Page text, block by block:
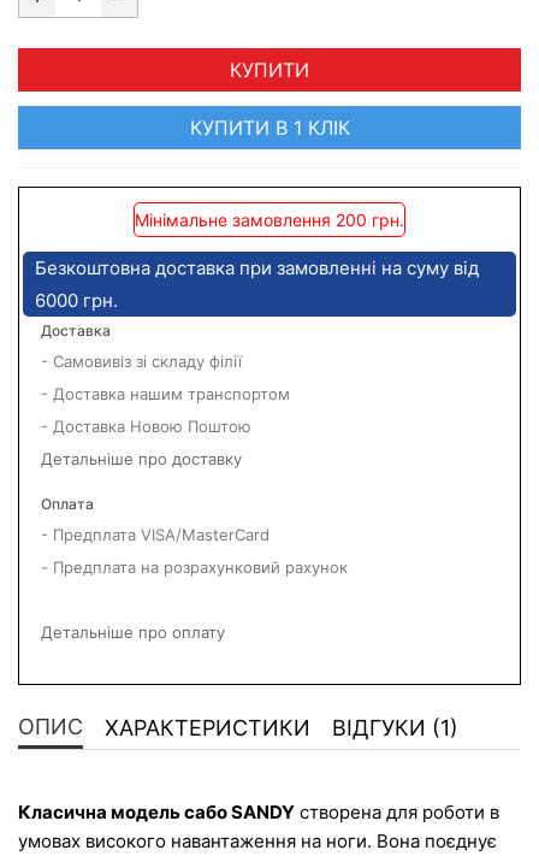
КУПИТИ
КУПИТИ В 1 КЛІК
Мінімальне замовлення 200 грн.
Безкоштовна доставка при замовленні на суму від
6000 грн.
Доставка
- Самовивіз зі складу філії
- Доставка нашим транспортом
- Доставка Новою Поштою
Детальніше про доставку
Оплата
- Предплата VISA/MasterCard
- Предплата на розрахунковий рахунок
Детальніше про оплату
ОПИС ХАРАКТЕРИСТИКИ ВІДГУКИ (1)
Класична модель сабо SANDY створена для роботи в
умовах високого навантаження на ноги. Вона поєднує